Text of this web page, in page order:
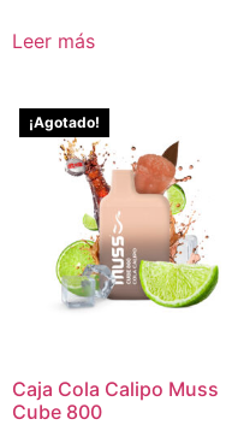
Leer más
¡Agotado!
Caja Cola Calipo Muss
Cube 800